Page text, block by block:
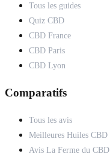
Tous les guides
Quiz CBD
CBD France
CBD Paris
CBD Lyon
Comparatifs
Tous les avis
Meilleures Huiles CBD
Avis La Ferme du CBD